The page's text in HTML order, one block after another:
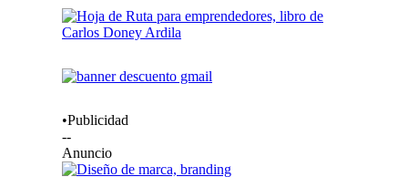
•Publicidad
--
Anuncio